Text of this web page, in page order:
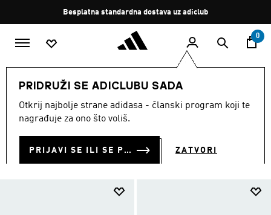
Zaustavi
rotaciju
Besplatna standardna dostava uz adiclub
0
PRIDRUŽI SE ADICLUBU SADA
Otkrij najbolje strane adidasa - članski program koji te
nagrađuje za ono što voliš.
PRIJAVI SE ILI SE PRIDRUŽI SADA ZATVORI
DJECA Obuća
OBUĆA ZA DJECU (966)